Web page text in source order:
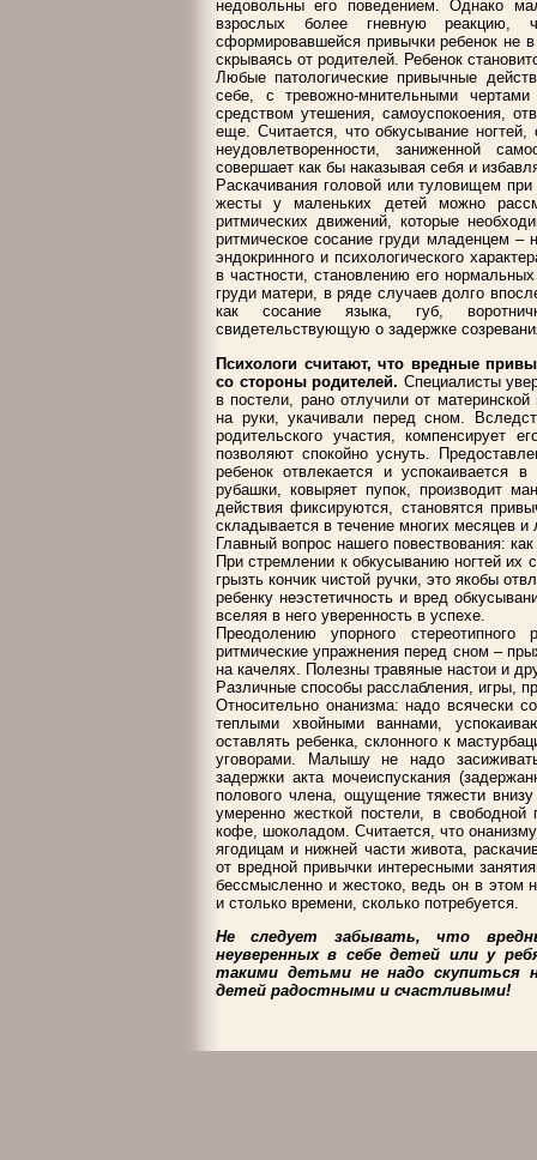
недовольны его поведением. Однако
взрослых более гневную реакцию,
сформировавшейся привычки ребенок не
скрываясь от родителей. Ребенок
Любые патологические привычные
себе, с тревожно-мнительными
средством утешения, самоуспокоения,
еще. Считается, что обкусывание
неудовлетворенности, заниженной
совершает как бы наказывая себя и
Раскачивания головой или туловищем
жесты у маленьких детей можно
ритмических движений, которые
ритмическое сосание груди младенцем
эндокринного и психологического
в частности, становлению его
груди матери, в ряде случаев долго
как сосание языка, губ,
свидетельствующую о задержке
Психологи считают, что вредные
со стороны родителей. Специалисты
в постели, рано отлучили от
на руки, укачивали перед сном.
родительского участия, компенсирует
позволяют спокойно уснуть.
ребенок отвлекается и успокаивается
рубашки, ковыряет пупок, производит
действия фиксируются, становятся
складывается в течение многих месяцев и
Главный вопрос нашего повествования:
При стремлении к обкусыванию ногтей их
грызть кончик чистой ручки, это якобы
ребенку неэстетичность и вред
вселяя в него уверенность в успехе.
Преодолению упорного стереотипного
ритмические упражнения перед сном –
на качелях. Полезны травяные настои и
Различные способы расслабления, игры,
Относительно онанизма: надо всячески
теплыми хвойными ваннами,
оставлять ребенка, склонного к
уговорами. Малышу не надо
задержки акта мочеиспускания
полового члена, ощущение тяжести
умеренно жесткой постели, в
кофе, шоколадом. Считается, что
ягодицам и нижней части живота,
от вредной привычки интересными
бессмысленно и жестоко, ведь он в этом
и столько времени, сколько потребуется.
Не следует забывать, что
неуверенных в себе детей или у
такими детьми не надо скупиться
детей радостными и счастливыми!